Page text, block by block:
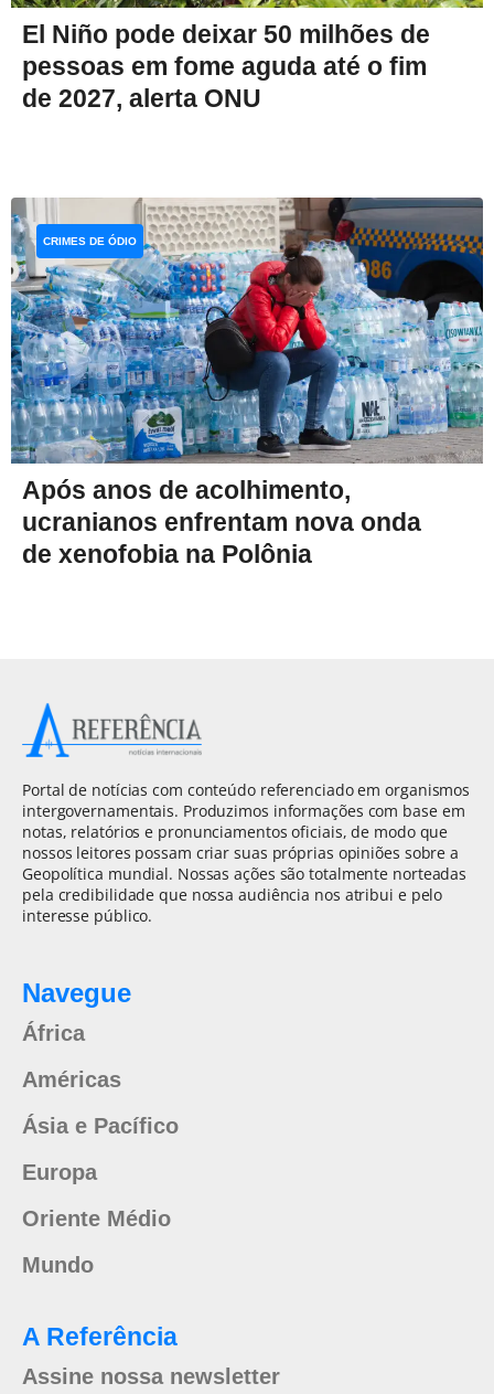
El Niño pode deixar 50 milhões de
pessoas em fome aguda até o fim
de 2027, alerta ONU
Após anos de acolhimento,
ucranianos enfrentam nova onda
de xenofobia na Polônia
CRIMES DE ÓDIO
Portal de notícias com conteúdo referenciado em organismos
intergovernamentais. Produzimos informações com base em
notas, relatórios e pronunciamentos oficiais, de modo que
nossos leitores possam criar suas próprias opiniões sobre a
Geopolítica mundial. Nossas ações são totalmente norteadas
pela credibilidade que nossa audiência nos atribui e pelo
interesse público.
Navegue
África
Américas
Ásia e Pacífico
Europa
Oriente Médio
Mundo
A Referência
Assine nossa newsletter